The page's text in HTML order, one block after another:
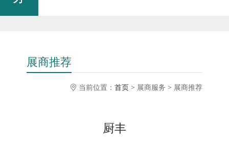
展商推荐
当前位置： 首页 > 展商服务 > 展商推荐
厨丰